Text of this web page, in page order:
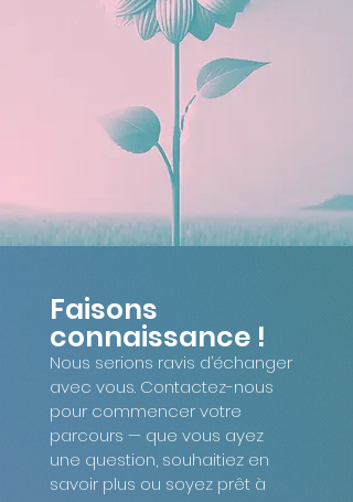
Faisons
connaissance !
Nous serions ravis d’échanger
avec vous. Contactez-nous
pour commencer votre
parcours — que vous ayez
une question, souhaitiez en
savoir plus ou soyez prêt à